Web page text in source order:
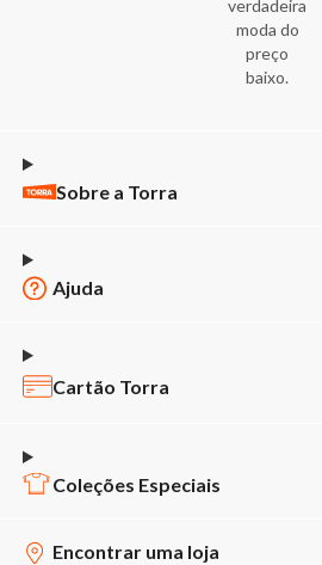
verdadeira
moda do
preço
baixo.
Sobre a Torra
Nossas Lojas
Política de Privacidade
Novos Fornecedores
Agendamento de Fornecedores
Relatório de Transparência
Ajuda
Meus Pedidos
Política de Entrega
Trocas e Devoluções
Cartão Torra
2ª via de fatura
Coleções Especiais
Encontrar uma loja